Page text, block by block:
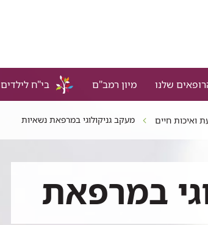
שלנו מיון רמב"ם בי"ח לילדים
ואיכות חיים מעקב גניקולוגי במרפאת נשאיות
במרפאת